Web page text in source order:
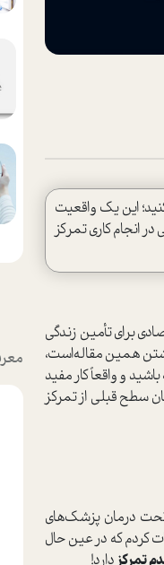
این یک واقعیت
انجام کاری تمرکز
برای تأمین زندگی
همین مقاله‌است،
و واقعاً کار مفید
سطح قبلی از تمرکز
درمان پزشک‌های
کردم که در عین حال